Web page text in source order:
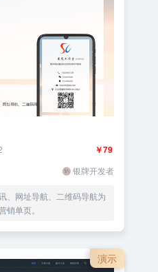
￥79
银牌开发者
、网址导航、二维码导航为
单页。
演示